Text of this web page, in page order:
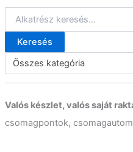
e
e
é
Keresés
Összes kategória
Valós készlet, valós saját
csomagpontok,